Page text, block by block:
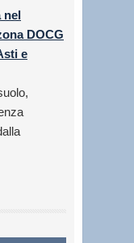
nel
DOCG
e